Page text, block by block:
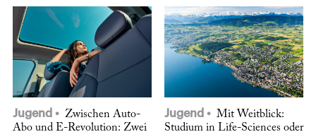
Jugend
Zwischen Auto-
Abo und E-Revolution: Zwei
Jugend
Mit Weitblick:
Studium in Life-Sciences oder